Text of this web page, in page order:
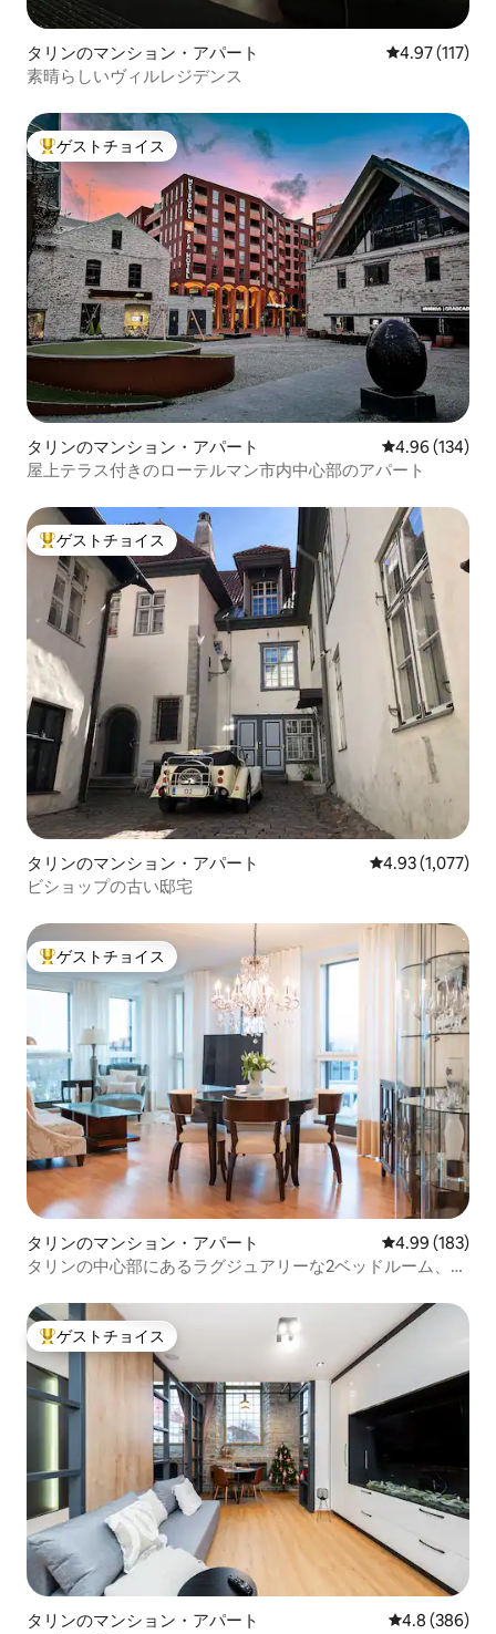
タリンのマンション・アパート レビュー117
4.97 (117)
素晴らしいヴィルレジデンス
大好評のゲストチョイスです。
ゲストチョイス
タリンのマンション・アパート レビュー134
4.96 (134)
屋上テラス付きのローテルマン市内中心部のアパート
大好評のゲストチョイスです。
ゲストチョイス
タリンのマンション・アパート レビュー1,077
4.93 (1,077)
ビショップの古い邸宅
大好評のゲストチョイスです。
ゲストチョイス
タリンのマンション・アパート レビュー183
4.99 (183)
タリンの中心部にあるラグジュアリーな2ベッドルーム、旧
大好評のゲストチョイスです。
ゲストチョイス
タリンのマンション・アパート レビュー386
4.8 (386)